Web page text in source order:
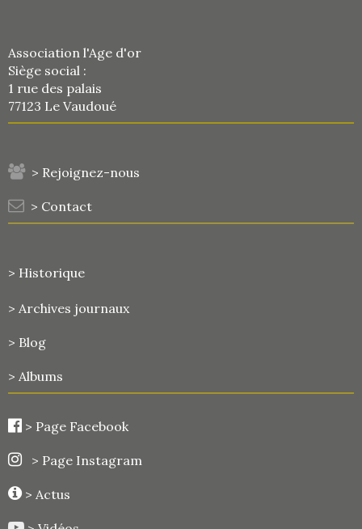
Association l'Age d'or
Siège social :
1 rue des palais
77123 Le Vaudoué
> Rejoignez-nous
> Contact
> Historique
> Archives journaux
> Blog
> Albums
> Page Facebook
> Page Instagram
> Actus